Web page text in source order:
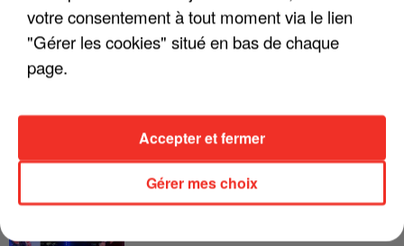
PARFAITS"
"JE RESPIRE MIEUX SUR SCÈNE" -
votre consentement à tout moment via le lien
"Gérer les cookies" situé en bas de chaque
page.
Gérer mes choix
Accepter et fermer